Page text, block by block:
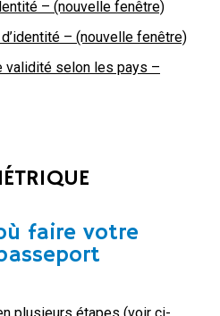
– (nouvelle fenêtre)
– (nouvelle fenêtre)
validité selon les pays –
faire votre
plusieurs étapes (voir ci-